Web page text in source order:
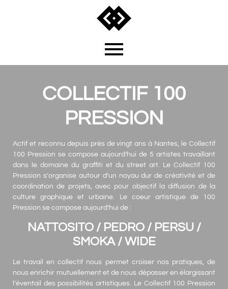
COLLECTIF 100
PRESSION
Actif et reconnu depuis près de vingt ans à Nantes, le Collectif
100 Pression se compose aujourd’hui de 5 artistes travaillant
dans le domaine du graffiti et du street art. Le Collectif 100
Pression s’organise autour d’un noyau dur de créativité et de
coordination de projets, avec pour objectif la diffusion de la
culture graphique et urbaine. Le coeur artistique de 100
Pression se compose aujourd’hui de :
NATTOSITO / PEDRO / PERSU /
SMOKA /WIDE
Le travail en collectif nous permet croiser nos pratiques, de
nous enrichir mutuellement et de nous dépasser en élargissant
l’éventail des possibilités artistiques. Le Collectif 100 Pression